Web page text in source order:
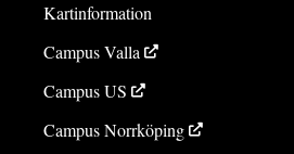
Kartinformation
Campus Valla
Campus US
Campus Norrköping